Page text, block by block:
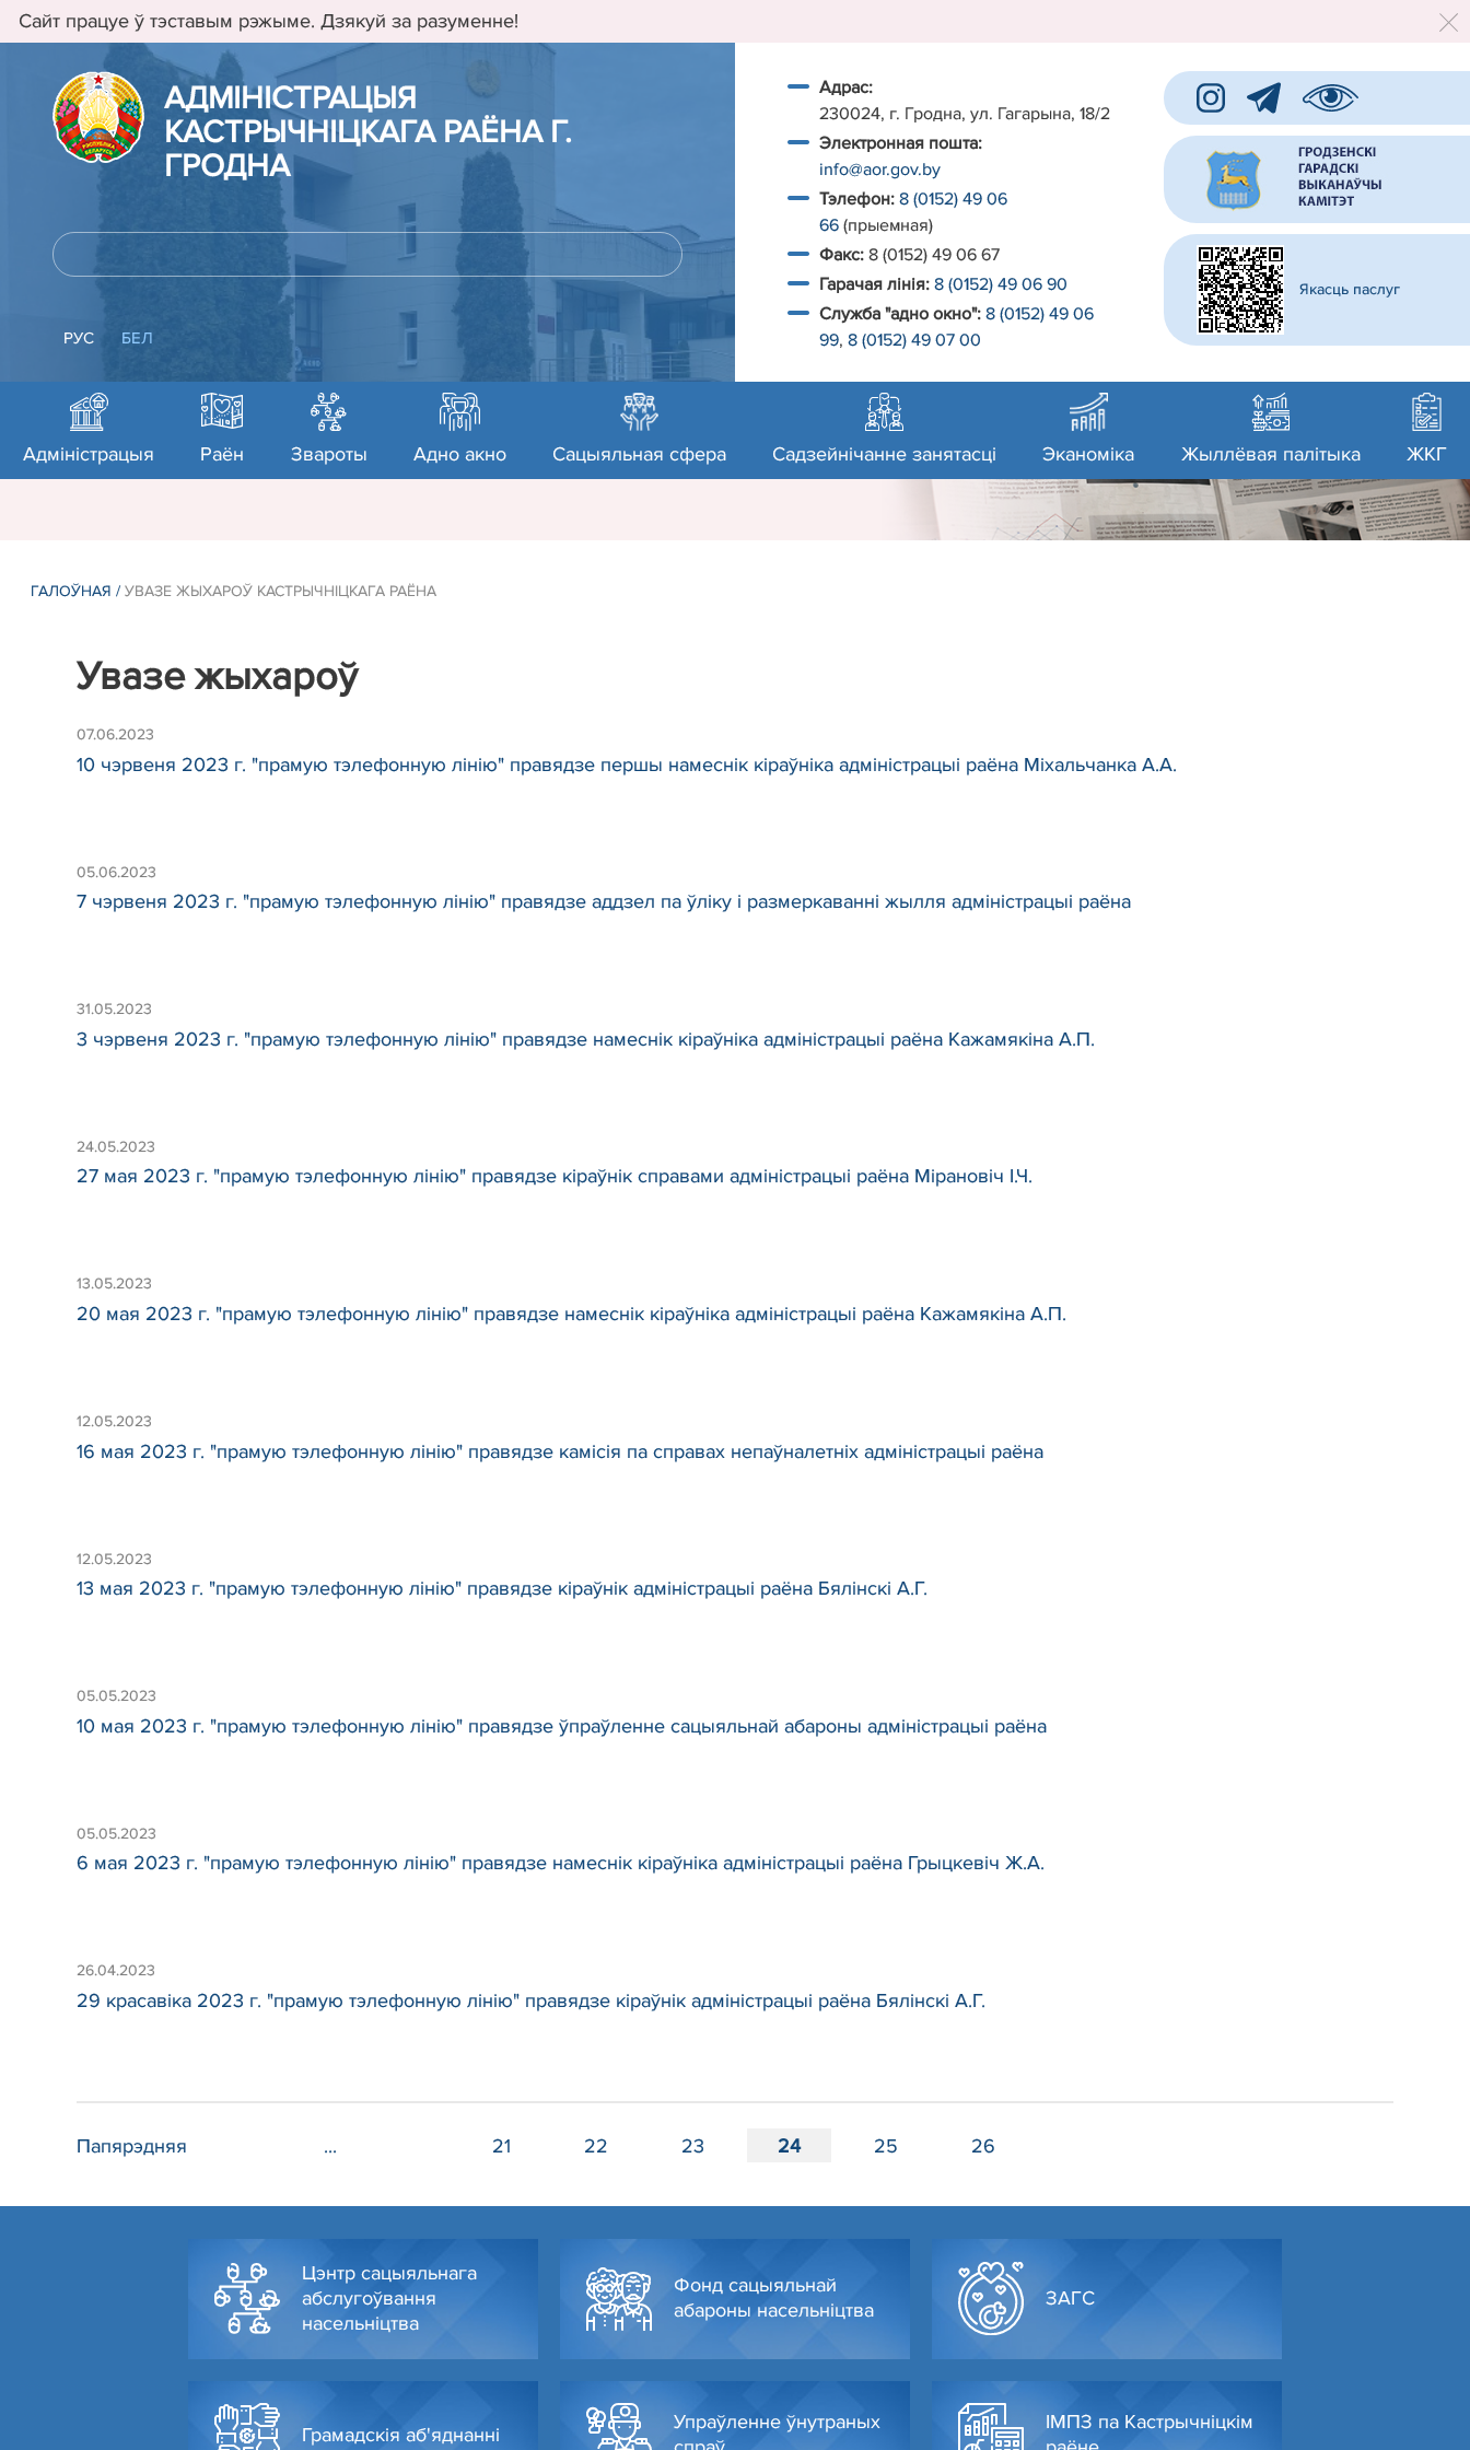
Сайт працуе ў тэставым рэжыме. Дзякуй за разуменне!
АДМIНIСТРАЦЫЯ
КАСТРЫЧНIЦКАГА РАЁНА Г.
ГРОДНА
РУС БЕЛ
Адрас:
230024, г. Гродна, ул. Гагарына, 18/2
Электронная пошта:
info@aor.gov.by
Тэлефон: 8 (0152) 49 06
66 (прыемная)
Факс: 8 (0152) 49 06 67
Гарачая лiнiя: 8 (0152) 49 06 90
Служба "адно окно": 8 (0152) 49 06
99, 8 (0152) 49 07 00
Якасць паслуг
Адміністрацыя Раён Звароты Адно акно Сацыяльная сфера Садзейнічанне занятасці Эканоміка Жыллёвая палітыка ЖКГ
ГАЛОЎНАЯ /УВАЗЕ ЖЫХАРОЎ КАСТРЫЧНІЦКАГА РАЁНА
Увазе жыхароў
07.06.2023
10 чэрвеня 2023 г. "прамую тэлефонную лінію" правядзе першы намеснік кіраўніка адміністрацыі раёна Міхальчанка А.А.
05.06.2023
7 чэрвеня 2023 г. "прамую тэлефонную лінію" правядзе аддзел па ўліку і размеркаванні жылля адміністрацыі раёна
31.05.2023
3 чэрвеня 2023 г. "прамую тэлефонную лінію" правядзе намеснік кіраўніка адміністрацыі раёна Кажамякіна А.П.
24.05.2023
27 мая 2023 г. "прамую тэлефонную лінію" правядзе кіраўнік справами адміністрацыі раёна Мірановіч І.Ч.
13.05.2023
20 мая 2023 г. "прамую тэлефонную лінію" правядзе намеснік кіраўніка адміністрацыі раёна Кажамякіна А.П.
12.05.2023
16 мая 2023 г. "прамую тэлефонную лінію" правядзе камісія па справах непаўналетніх адміністрацыі раёна
12.05.2023
13 мая 2023 г. "прамую тэлефонную лінію" правядзе кіраўнік адміністрацыі раёна Бялінскі А.Г.
05.05.2023
10 мая 2023 г. "прамую тэлефонную лінію" правядзе ўпраўленне сацыяльнай абароны адміністрацыі раёна
05.05.2023
6 мая 2023 г. "прамую тэлефонную лінію" правядзе намеснік кіраўніка адміністрацыі раёна Грыцкевіч Ж.А.
26.04.2023
29 красавіка 2023 г. "прамую тэлефонную лінію" правядзе кіраўнік адміністрацыі раёна Бялінскі А.Г.
Папярэдняя ... 21 22 23 24 25 26
Цэнтр сацыяльнага
абслугоўвання
насельніцтва
Фонд сацыяльнай
абароны насельніцтва
ЗАГС
Грамадскія аб'яднанні
Упраўленне ўнутраных
ІМПЗ па Кастрычніцкім